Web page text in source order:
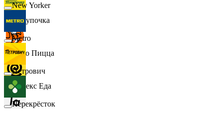
Покупочка
Додо Пицца
Яндекс Еда
New Yorker
Metro
Петрович
Перекрёсток